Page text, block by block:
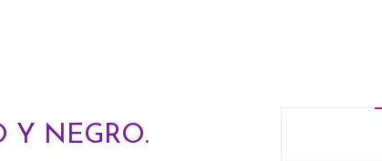
Y NEGRO.